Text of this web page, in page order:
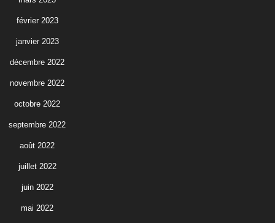
février 2023
janvier 2023
décembre 2022
novembre 2022
octobre 2022
septembre 2022
août 2022
juillet 2022
juin 2022
mai 2022